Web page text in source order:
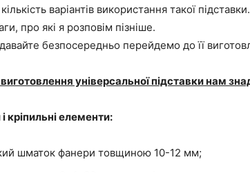
варіантів використання такої
про які я розповім пізніше.
безпосередньо перейдемо до її
універсальної підставки нам
кріпильні елементи:
шматок фанери товщиною 10-12 мм;